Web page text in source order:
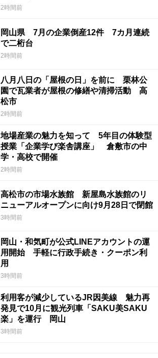
2時間前
岡山県 7月の企業倒産12件 7カ月連続
で二桁台
2時間前
八月八日の「屋根の日」を前に 栗林公
園で瓦業者が屋根の修繕や清掃活動 高
松市
2時間前
地場産業の魅力を知って 5年目の体験型
授業「企業学び楽舎講座」 倉敷市の中
学・高校で開催
2時間前
高松市の市場水族館 新屋島水族館のリ
ニューアルオープンに向け9月28日で閉館
3時間前
岡山・和気町が公式LINEアカウントの運
用開始 手軽に行政手続き・クーポン利
用
3時間前
利用客が減少しているJR因美線 魅力再
発見で10月に観光列車「SAKU美SAKU
楽」を運行 岡山
3時間前